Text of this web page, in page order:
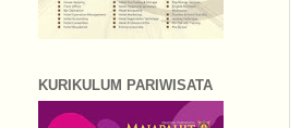
KURIKULUM PARIWISATA